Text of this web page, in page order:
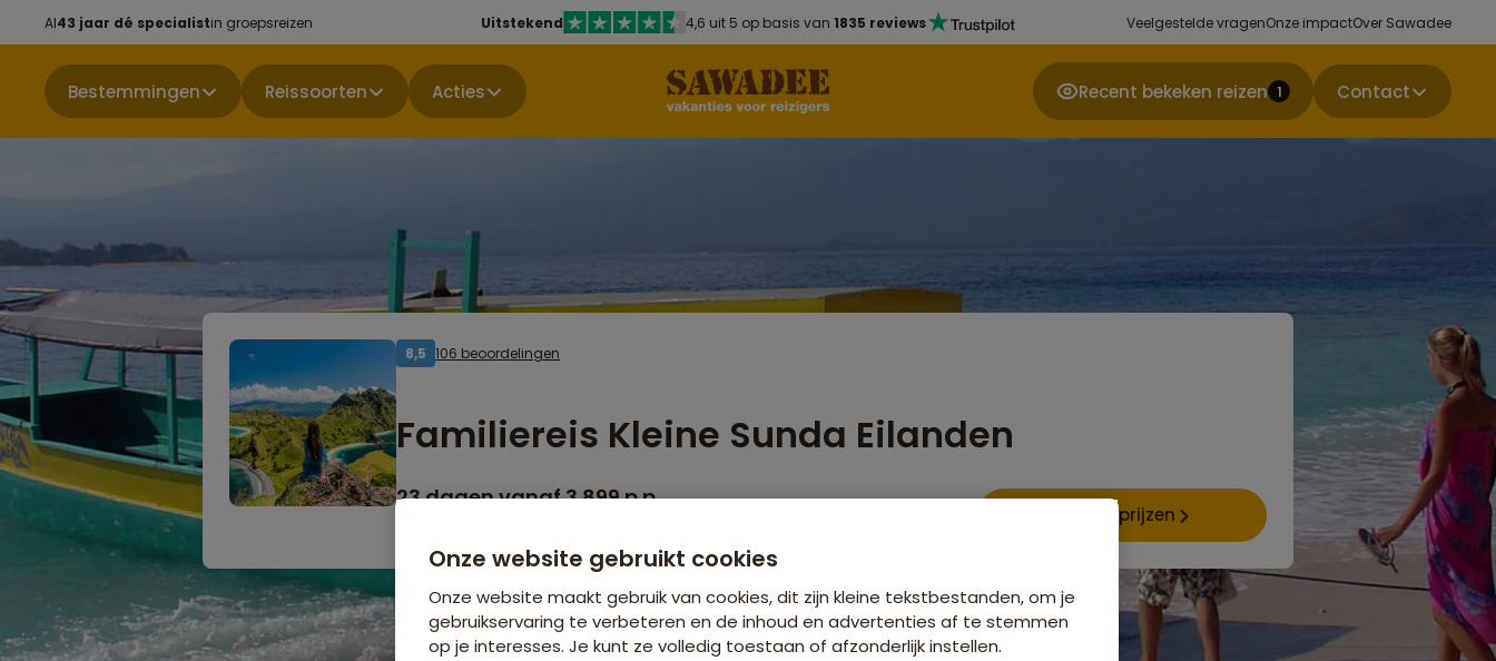
Al43 jaar dé specialistin groepsreizen Uitstekend 4,6 uit 5 op basis van 1835 reviews Veelgestelde vragenOnze impactOver Sawadee
Bestemmingen Reissoorten Acties Recent bekeken reizen 1 Contact
8,5 106 beoordelingen
Familiereis Kleine Sunda Eilanden
23 dagen vanaf 3.899 p.p.
Data & prijzen
Onze website gebruikt cookies
Onze website maakt gebruik van cookies, dit zijn kleine tekstbestanden, om je
gebruikservaring te verbeteren en de inhoud en advertenties af te stemmen
op je interesses. Je kunt ze volledig toestaan of afzonderlijk instellen.